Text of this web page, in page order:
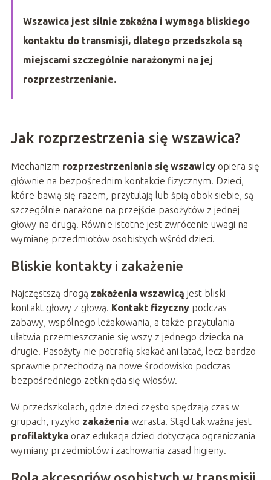
Wszawica jest silnie zakaźna i wymaga bliskiego
kontaktu do transmisji, dlatego przedszkola są
miejscami szczególnie narażonymi na jej
rozprzestrzenianie.
Jak rozprzestrzenia się wszawica?
Mechanizm rozprzestrzeniania się wszawicyopiera się
głównie na bezpośrednim kontakcie fizycznym. Dzieci,
które bawią się razem, przytulają lub śpią obok siebie, są
szczególnie narażone na przejście pasożytów z jednej
głowy na drugą. Równie istotne jest zwrócenie uwagi na
wymianę przedmiotów osobistych wśród dzieci.
Bliskie kontakty i zakażenie
Najczęstszą drogą zakażenia wszawicą jest bliski
kontakt głowy z głową. Kontakt fizycznypodczas
zabawy, wspólnego leżakowania, a także przytulania
ułatwia przemieszczanie się wszy z jednego dziecka na
drugie. Pasożyty nie potrafią skakać ani latać, lecz bardzo
sprawnie przechodzą na nowe środowisko podczas
bezpośredniego zetknięcia się włosów.
W przedszkolach, gdzie dzieci często spędzają czas w
grupach, ryzyko zakażeniawzrasta. Stąd tak ważna jest
profilaktykaoraz edukacja dzieci dotycząca ograniczania
wymiany przedmiotów i zachowania zasad higieny.